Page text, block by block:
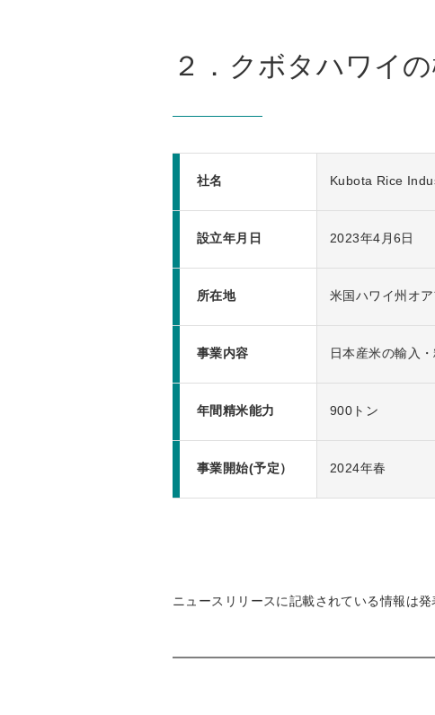
２．クボタハワイ
社名 Kubota Rice
設立年月日 2023年4月6日
所在地 米国ハワイ州オ
事業内容 日本産米の輸入
年間精米能力 900トン
事業開始(予定） 2024年春
ニュースリリースに記載されている情報は